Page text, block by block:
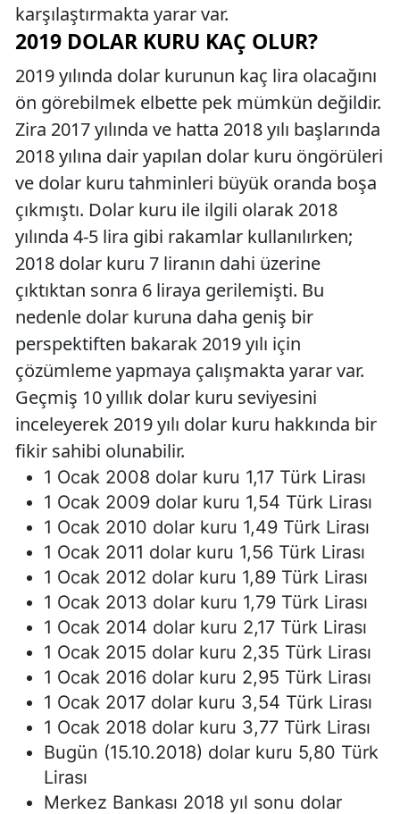
karşılaştırmakta yarar var.
2019 DOLAR KURU KAÇ OLUR?
2019 yılında dolar kurunun kaç lira olacağını
ön görebilmek elbette pek mümkün değildir.
Zira 2017 yılında ve hatta 2018 yılı başlarında
2018 yılına dair yapılan dolar kuru öngörüleri
ve dolar kuru tahminleri büyük oranda boşa
çıkmıştı. Dolar kuru ile ilgili olarak 2018
yılında 4-5 lira gibi rakamlar kullanılırken;
2018 dolar kuru 7 liranın dahi üzerine
çıktıktan sonra 6 liraya gerilemişti. Bu
nedenle dolar kuruna daha geniş bir
perspektiften bakarak 2019 yılı için
çözümleme yapmaya çalışmakta yarar var.
Geçmiş 10 yıllık dolar kuru seviyesini
inceleyerek 2019 yılı dolar kuru hakkında bir
fikir sahibi olunabilir.
1 Ocak 2008 dolar kuru 1,17 Türk Lirası
1 Ocak 2009 dolar kuru 1,54 Türk Lirası
1 Ocak 2010 dolar kuru 1,49 Türk Lirası
1 Ocak 2011 dolar kuru 1,56 Türk Lirası
1 Ocak 2012 dolar kuru 1,89 Türk Lirası
1 Ocak 2013 dolar kuru 1,79 Türk Lirası
1 Ocak 2014 dolar kuru 2,17 Türk Lirası
1 Ocak 2015 dolar kuru 2,35 Türk Lirası
1 Ocak 2016 dolar kuru 2,95 Türk Lirası
1 Ocak 2017 dolar kuru 3,54 Türk Lirası
1 Ocak 2018 dolar kuru 3,77 Türk Lirası
Bugün (15.10.2018) dolar kuru 5,80 Türk
Lirası
Merkez Bankası 2018 yıl sonu dolar